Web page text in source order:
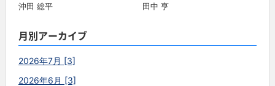
沖田 総平 田中 亨
月別アーカイブ
2026年7月 [3]
2026年6月 [3]